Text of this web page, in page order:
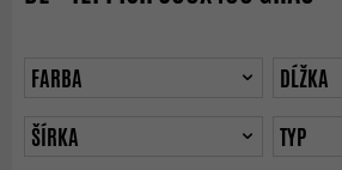
FARBA
DĹŽKA
ŠÍRKA
TYP